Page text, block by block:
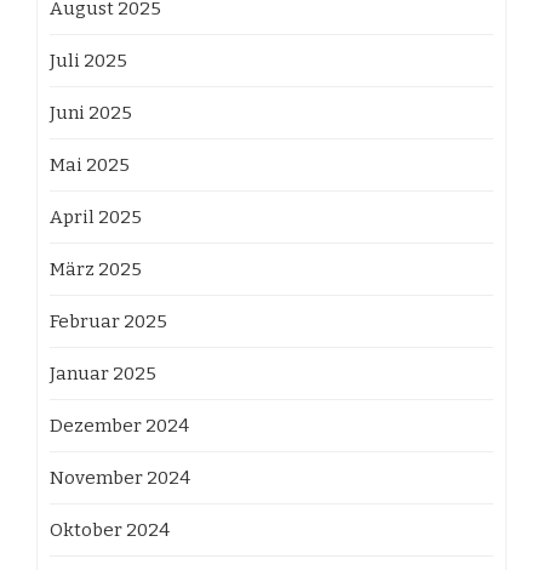
August 2025
Juli 2025
Juni 2025
Mai 2025
April 2025
März 2025
Februar 2025
Januar 2025
Dezember 2024
November 2024
Oktober 2024